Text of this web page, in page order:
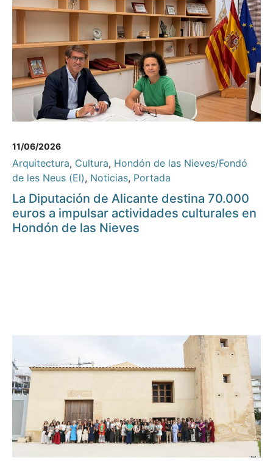
11/06/2026
Arquitectura, Cultura, Hondón de las Nieves/Fondó
de les Neus (El), Noticias, Portada
La Diputación de Alicante destina 70.000
euros a impulsar actividades culturales en
Hondón de las Nieves